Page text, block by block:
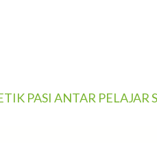
PASI ANTAR PELAJAR